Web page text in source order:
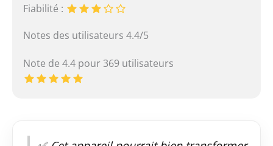
Fiabilité :
Notes des utilisateurs 4.4/5
Note de 4.4 pour 369 utilisateurs